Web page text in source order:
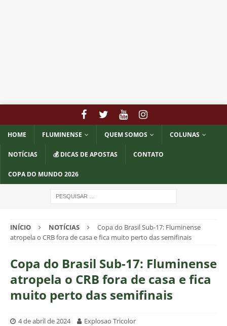
HOME FLUMINENSE QUEM SOMOS COLUNAS
NOTÍCIAS 💰 DICAS DE APOSTAS CONTATO
COPA DO MUNDO 2026
INÍCIO NOTÍCIAS
Copa do Brasil Sub-17: Fluminense
atropela o CRB fora de casa e fica muito perto das semifinais
Copa do Brasil Sub-17: Fluminense
atropela o CRB fora de casa e fica
muito perto das semifinais
4 de abril de 2024 Explosao Tricolor